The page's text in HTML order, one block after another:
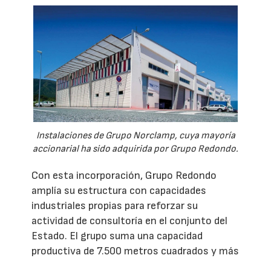
Instalaciones de Grupo Norclamp, cuya mayoría
accionarial ha sido adquirida por Grupo Redondo.
Con esta incorporación, Grupo Redondo
amplía su estructura con capacidades
industriales propias para reforzar su
actividad de consultoría en el conjunto del
Estado. El grupo suma una capacidad
productiva de 7.500 metros cuadrados y más